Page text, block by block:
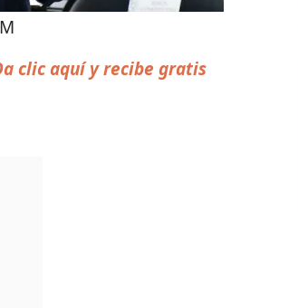
clic aquí y recibe gratis